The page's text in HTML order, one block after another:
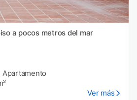
a pocos metros del mar
Ver más